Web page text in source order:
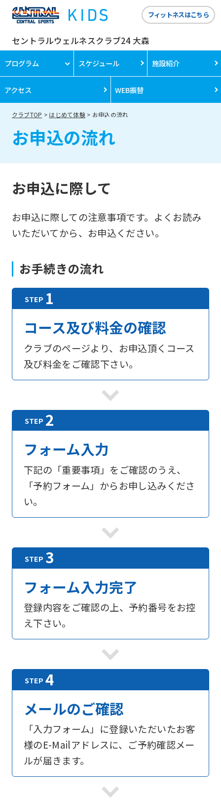
セントラルウェルネスクラブ24 大森
フィットネスはこちら
プログラム スケジュール 施設紹介
アクセス WEB振替
クラブTOP はじめて体験 お申込の流れ
お申込の流れ
お申込に際して
お申込に際しての注意事項です。よくお読み
いただいてから、お申込ください。
お手続きの流れ
コース及び料金の確認
クラブのページより、お申込頂くコース
及び料金をご確認下さい。
フォーム入力
下記の「重要事項」をご確認のうえ、
「予約フォーム」からお申し込みくださ
い。
フォーム入力完了
登録内容をご確認の上、予約番号をお控
え下さい。
メールのご確認
「入力フォーム」に登録いただいたお客
様のE-Mailアドレスに、ご予約確認メー
ルが届きます。